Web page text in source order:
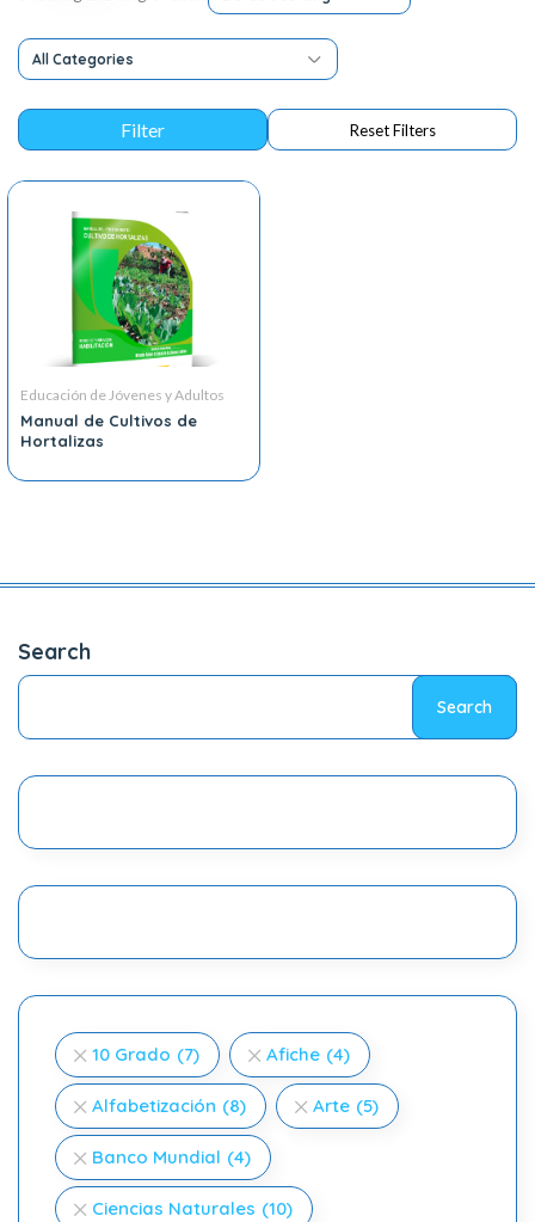
All Categories
Educación de Jóvenes y Adultos
Manual de Cultivos de
Hortalizas
Search
Search
10 Grado (7) Afiche (4)
Alfabetización (8) Arte (5)
Banco Mundial (4)
Ciencias Naturales (10)